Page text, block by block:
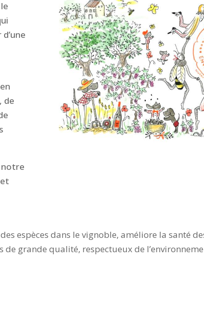
de
notre
espèces dans le vignoble, améliore la santé
grande qualité, respectueux de